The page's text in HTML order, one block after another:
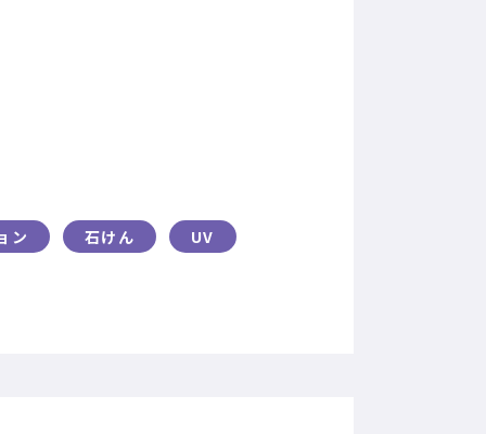
ン 石けん UV